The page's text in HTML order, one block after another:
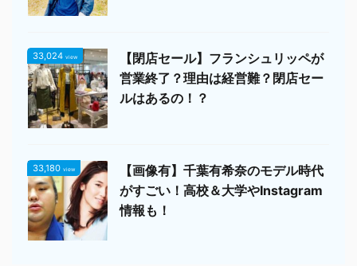
33,024 view
【閉店セール】フランシュリッペが
営業終了？理由は経営難？閉店セー
ルはあるの！？
33,180 view
【画像有】千葉有希奈のモデル時代
がすごい！高校＆大学やInstagram
情報も！